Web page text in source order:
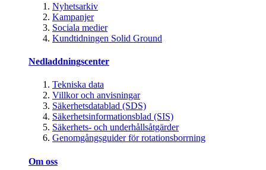
Nyhetsarkiv
Kampanjer
Sociala medier
Kundtidningen Solid Ground
Nedladdningscenter
Tekniska data
Villkor och anvisningar
Säkerhetsdatablad (SDS)
Säkerhetsinformationsblad (SIS)
Säkerhets- och underhållsåtgärder
Genomgångsguider för rotationsborrning
Om oss